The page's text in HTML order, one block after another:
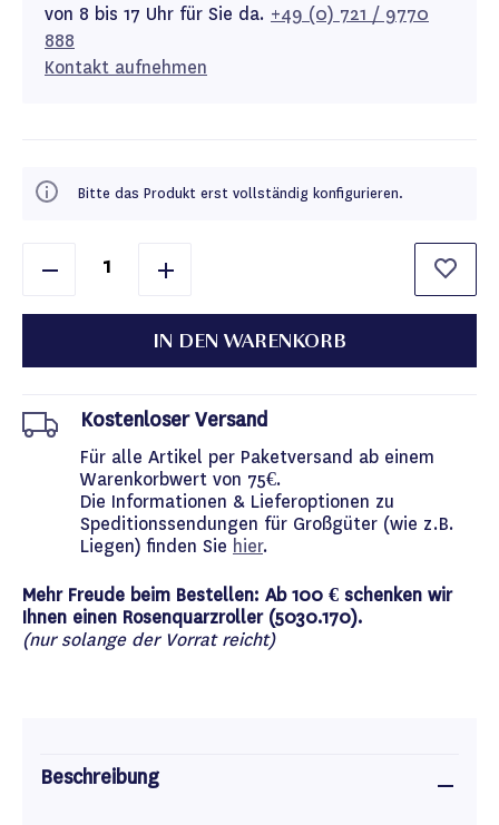
von 8 bis 17 Uhr für Sie da. +49 (0) 721 / 9770
888
Kontakt aufnehmen
Bitte das Produkt erst vollständig konfigurieren.
IN DEN WARENKORB
Kostenloser Versand
Für alle Artikel per Paketversand ab einem
Warenkorbwert von 75€.
Die Informationen & Lieferoptionen zu
Speditionssendungen für Großgüter (wie z.B.
Liegen) finden Sie hier.
Mehr Freude beim Bestellen: Ab 100 € schenken wir
Ihnen einen Rosenquarzroller (5030.170).
(nur solange der Vorrat reicht)
Beschreibung